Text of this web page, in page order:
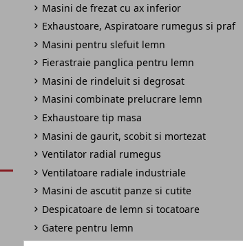
Masini de frezat cu ax inferior
Exhaustoare, Aspiratoare rumegus si praf
Masini pentru slefuit lemn
Fierastraie panglica pentru lemn
Masini de rindeluit si degrosat
Masini combinate prelucrare lemn
Exhaustoare tip masa
Masini de gaurit, scobit si mortezat
Ventilator radial rumegus
Ventilatoare radiale industriale
Masini de ascutit panze si cutite
Despicatoare de lemn si tocatoare
Gatere pentru lemn